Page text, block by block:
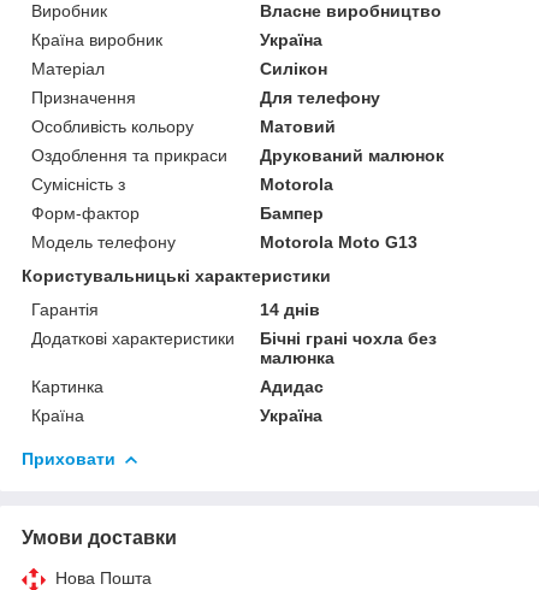
Виробник
Власне виробництво
Країна виробник
Україна
Матеріал
Силікон
Призначення
Для телефону
Особливість кольору
Матовий
Оздоблення та прикраси
Друкований малюнок
Сумісність з
Motorola
Форм-фактор
Бампер
Модель телефону
Motorola Moto G13
Користувальницькі характеристики
Гарантія
14 днів
Додаткові характеристики
Бічні грані чохла без
малюнка
Картинка
Адидас
Країна
Україна
Приховати
Умови доставки
Нова Пошта